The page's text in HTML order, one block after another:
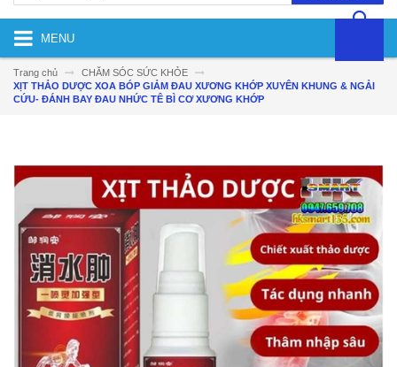
MENU
Trang chủ
CHĂM SÓC SỨC KHỎE
XỊT THẢO DƯỢC XOA BÓP GIẢM ĐAU XƯƠNG KHỚP XUYÊN KHUNG & NGẢI
CỨU- ĐÁNH BAY ĐAU NHỨC TÊ BÌ CƠ XƯƠNG KHỚP